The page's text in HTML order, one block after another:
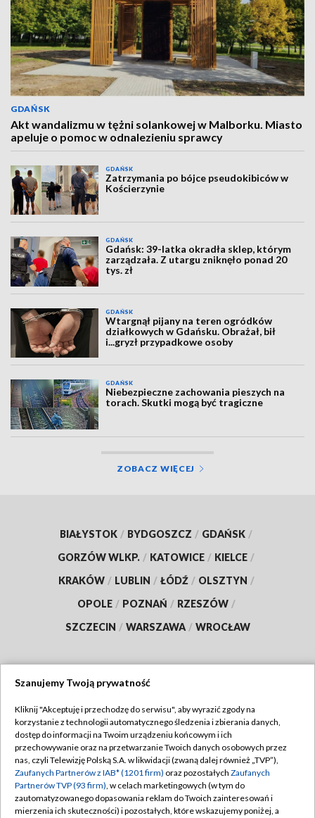
GDAŃSK
Akt wandalizmu w tężni solankowej w Malborku. Miasto
apeluje o pomoc w odnalezieniu sprawcy
GDAŃSK
Zatrzymania po bójce pseudokibiców w
Kościerzynie
GDAŃSK
Gdańsk: 39-latka okradła sklep, którym
zarządzała. Z utargu zniknęło ponad 20
tys. zł
GDAŃSK
Wtargnął pijany na teren ogródków
działkowych w Gdańsku. Obrażał, bił
i...gryzł przypadkowe osoby
GDAŃSK
Niebezpieczne zachowania pieszych na
torach. Skutki mogą być tragiczne
ZOBACZ WIĘCEJ
BIAŁYSTOK / BYDGOSZCZ / GDAŃSK /
GORZÓW WLKP. / KATOWICE / KIELCE /
KRAKÓW / LUBLIN / ŁÓDŹ / OLSZTYN /
OPOLE / POZNAŃ / RZESZÓW /
SZCZECIN / WARSZAWA / WROCŁAW
TVP
Abonament TVP
Emisja w TVP
Centrum informacji TVP
Regulamin TVP
Polityka prywatności
Moje zgody
Szanujemy Twoją prywatność
Kliknij "Akceptuję i przechodzę do serwisu", aby wyrazić zgody na
korzystanie z technologii automatycznego śledzenia i zbierania danych,
dostęp do informacji na Twoim urządzeniu końcowym i ich
przechowywanie oraz na przetwarzanie Twoich danych osobowych przez
nas, czyli Telewizję Polską S.A. w likwidacji (zwaną dalej również „TVP”),
Zaufanych Partnerów z IAB* (1201 firm) oraz pozostałych Zaufanych
Partnerów TVP (93 firm), w celach marketingowych (w tym do
zautomatyzowanego dopasowania reklam do Twoich zainteresowań i
mierzenia ich skuteczności) i pozostałych, które wskazujemy poniżej, a